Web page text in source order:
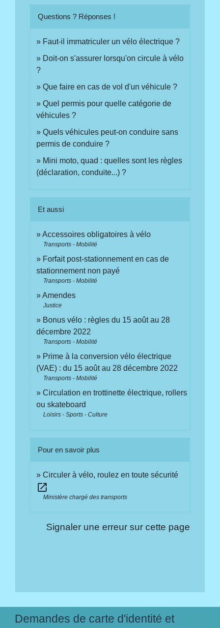
Questions ? Réponses !
Faut-il immatriculer un vélo électrique ?
Doit-on s'assurer lorsqu'on circule à vélo
?
Que faire en cas de vol d'un véhicule ?
Quel permis pour quelle catégorie de
véhicules ?
Quels véhicules peut-on conduire sans
permis de conduire ?
Mini moto, quad : quelles sont les règles
(déclaration, conduite...) ?
Et aussi
Accessoires obligatoires à vélo
Transports - Mobilité
Forfait post-stationnement en cas de
stationnement non payé
Transports - Mobilité
Amendes
Justice
Bonus vélo : règles du 15 août au 28
décembre 2022
Transports - Mobilité
Prime à la conversion vélo électrique
(VAE) : du 15 août au 28 décembre 2022
Transports - Mobilité
Circulation en trottinette électrique, rollers
ou skateboard
Loisirs - Sports - Culture
Pour en savoir plus
Circuler à vélo, roulez en toute sécurité
open_in_new
Ministère chargé des transports
Signaler une erreur sur cette page
Demandes de carte d'identité et